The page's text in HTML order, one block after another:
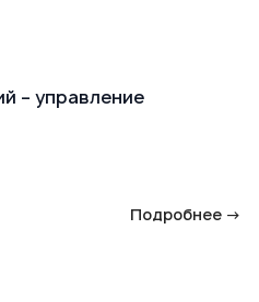
– управление
Подробнее →